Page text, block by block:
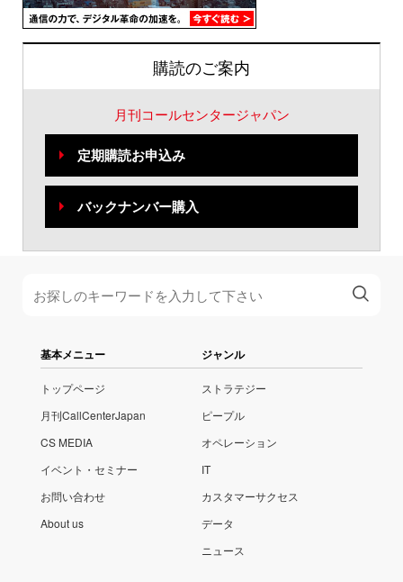
購読のご案内
月刊コールセンタージャパン
定期購読お申込み
バックナンバー購入
基本メニュー
トップページ
月刊CallCenterJapan
CS MEDIA
イベント・セミナー
お問い合わせ
About us
ジャンル
ストラテジー
ピープル
オペレーション
IT
カスタマーサクセス
データ
ニュース